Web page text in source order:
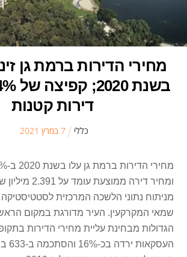
דירות קטנות
כללי 7במרץ 2021
ומחיר דירה
מניתוח נתוני הלשכה המרכזית
שמאי המקרקעין. העיר מדורגת במקום
הגדולות מבחינת עליית מחירי הדירות